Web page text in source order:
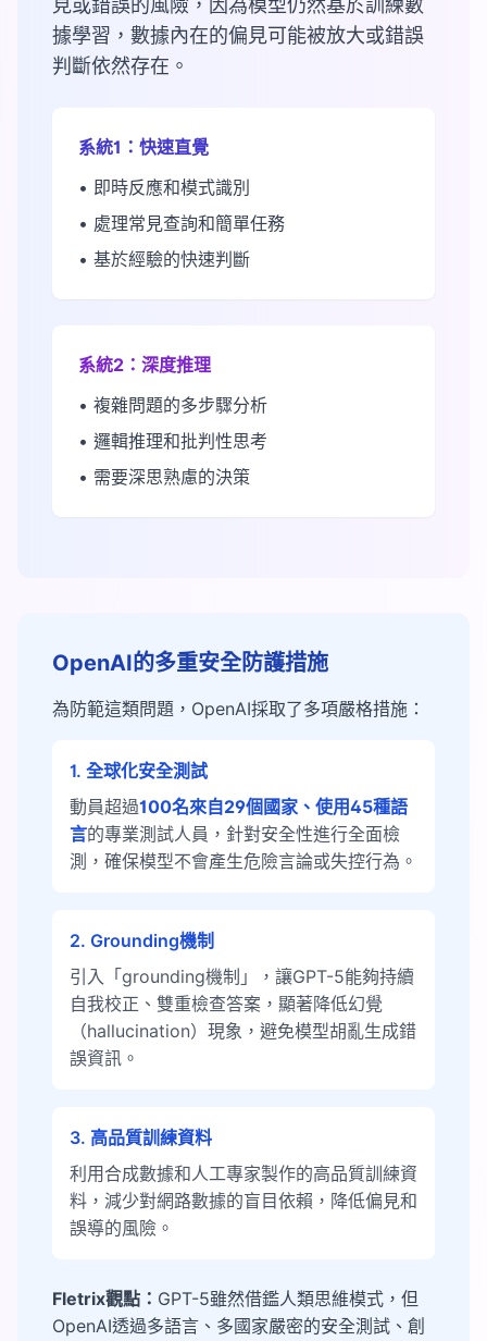
見或錯誤的風險，因為模型仍然基於訓練數
據學習，數據內在的偏見可能被放大或錯誤
判斷依然存在。
系統1：快速直覺
• 即時反應和模式識別
• 處理常見查詢和簡單任務
• 基於經驗的快速判斷
系統2：深度推理
• 複雜問題的多步驟分析
• 邏輯推理和批判性思考
• 需要深思熟慮的決策
OpenAI的多重安全防護措施
為防範這類問題，OpenAI採取了多項嚴格措施：
1. 全球化安全測試
動員超過100名來自29個國家、使用45種語
言的專業測試人員，針對安全性進行全面檢
測，確保模型不會產生危險言論或失控行為。
2. Grounding機制
引入「grounding機制」，讓GPT-5能夠持續
自我校正、雙重檢查答案，顯著降低幻覺
（hallucination）現象，避免模型胡亂生成錯
誤資訊。
3. 高品質訓練資料
利用合成數據和人工專家製作的高品質訓練資
料，減少對網路數據的盲目依賴，降低偏見和
誤導的風險。
Fletrix觀點： GPT-5雖然借鑑人類思維模式，但
OpenAI透過多語言、多國家嚴密的安全測試、創